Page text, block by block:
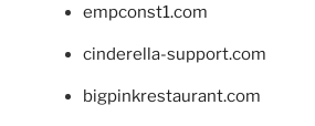
empconst1.com
cinderella-support.com
bigpinkrestaurant.com